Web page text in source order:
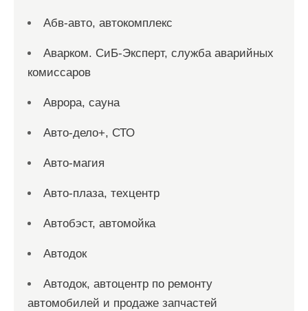
Абв-авто, автокомплекс
Аварком. СиБ-Эксперт, служба аварийных
комиссаров
Аврора, сауна
Авто-дело+, СТО
Авто-магия
Авто-плаза, техцентр
Автобэст, автомойка
Автодок
Автодок, автоцентр по ремонту
автомобилей и продаже запчастей